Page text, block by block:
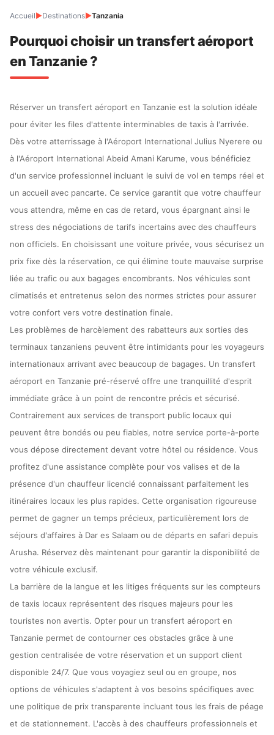
Accueil▶Destinations▶Tanzania
Pourquoi choisir un transfert aéroport
en Tanzanie ?
Réserver un transfert aéroport en Tanzanie est la solution idéale
pour éviter les files d'attente interminables de taxis à l'arrivée.
Dès votre atterrissage à l'Aéroport International Julius Nyerere ou
à l'Aéroport International Abeid Amani Karume, vous bénéficiez
d'un service professionnel incluant le suivi de vol en temps réel et
un accueil avec pancarte. Ce service garantit que votre chauffeur
vous attendra, même en cas de retard, vous épargnant ainsi le
stress des négociations de tarifs incertains avec des chauffeurs
non officiels. En choisissant une voiture privée, vous sécurisez un
prix fixe dès la réservation, ce qui élimine toute mauvaise surprise
liée au trafic ou aux bagages encombrants. Nos véhicules sont
climatisés et entretenus selon des normes strictes pour assurer
votre confort vers votre destination finale.
Les problèmes de harcèlement des rabatteurs aux sorties des
terminaux tanzaniens peuvent être intimidants pour les voyageurs
internationaux arrivant avec beaucoup de bagages. Un transfert
aéroport en Tanzanie pré-réservé offre une tranquillité d'esprit
immédiate grâce à un point de rencontre précis et sécurisé.
Contrairement aux services de transport public locaux qui
peuvent être bondés ou peu fiables, notre service porte-à-porte
vous dépose directement devant votre hôtel ou résidence. Vous
profitez d'une assistance complète pour vos valises et de la
présence d'un chauffeur licencié connaissant parfaitement les
itinéraires locaux les plus rapides. Cette organisation rigoureuse
permet de gagner un temps précieux, particulièrement lors de
séjours d'affaires à Dar es Salaam ou de départs en safari depuis
Arusha. Réservez dès maintenant pour garantir la disponibilité de
votre véhicule exclusif.
La barrière de la langue et les litiges fréquents sur les compteurs
de taxis locaux représentent des risques majeurs pour les
touristes non avertis. Opter pour un transfert aéroport en
Tanzanie permet de contourner ces obstacles grâce à une
gestion centralisée de votre réservation et un support client
disponible 24/7. Que vous voyagiez seul ou en groupe, nos
options de véhicules s'adaptent à vos besoins spécifiques avec
une politique de prix transparente incluant tous les frais de péage
et de stationnement. L'accès à des chauffeurs professionnels et